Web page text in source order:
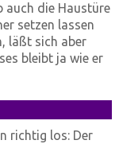
auch die Haus­türe
setzen lassen
läßt sich aber
bleibt ja wie er
richtig los: Der